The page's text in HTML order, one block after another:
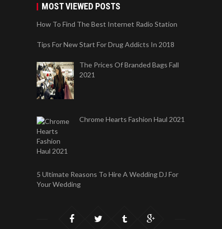
MOST VIEWED POSTS
How To Find The Best Internet Radio Station
Tips For New Start For Drug Addicts In 2018
The Prices Of Branded Bags Fall
2021
Chrome Hearts Fashion Haul 2021
5 Ultimate Reasons To Hire A Wedding DJ For
Your Wedding